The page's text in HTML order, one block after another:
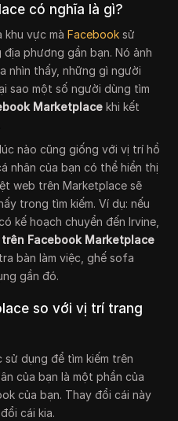
có nghĩa là gì?
khu vực màFacebook sử
phương gần bạn. Nó ảnh
nhìn thấy, những gì người
sao một số người dùng tìm
Marketplace khi kết
nào cũng giống với vị trí hồ
nhân của bạn có thể hiển thị
web trên Marketplace sẽ
trong tìm kiếm. Ví dụ: nếu
kế hoạch chuyển đến Irvine,
Facebook Marketplace
bàn làm việc, ghế sofa
gần đó.
so với vị trí trang
dụng để tìm kiếm trên
của bạn là một phần của
của bạn. Thay đổi cái này
cái kia.